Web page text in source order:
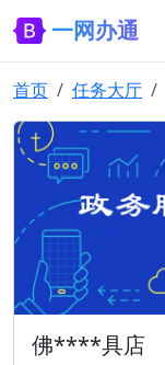
一网办通
首页 任务大厅
佛****具店